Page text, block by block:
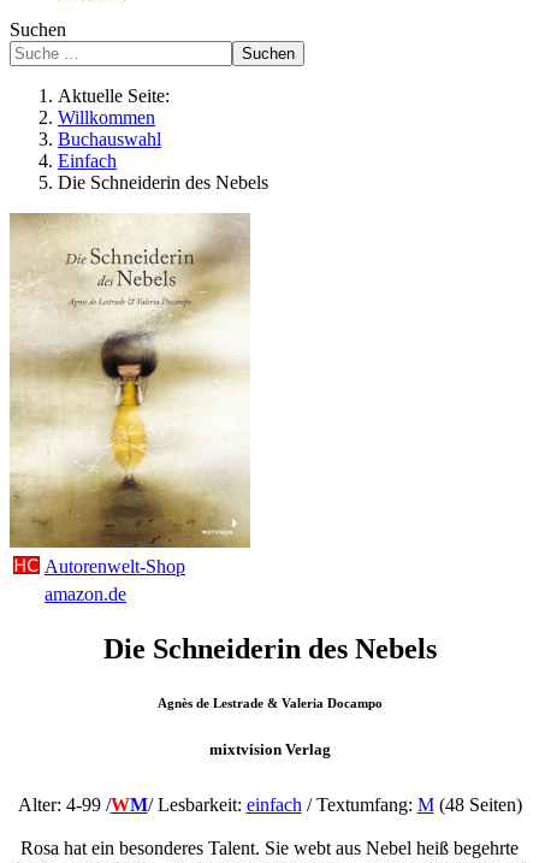
Suchen
Suchen
Aktuelle Seite:
Willkommen
Buchauswahl
Einfach
Die Schneiderin des Nebels
Autorenwelt-Shop
amazon.de
Die Schneiderin des Nebels
Agnès de Lestrade & Valeria Docampo
mixtvision Verlag
Alter: 4-99 /WM/ Lesbarkeit: einfach / Textumfang: M(48 Seiten)
Rosa hat ein besonderes Talent. Sie webt aus Nebel heiß begehrte